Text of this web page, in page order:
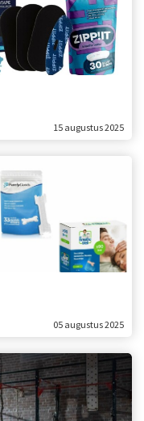
15 augustus 2025
05 augustus 2025